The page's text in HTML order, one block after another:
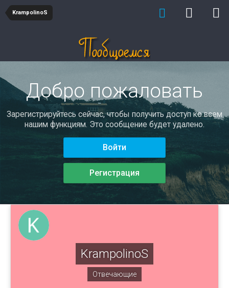
KrampolinoS
Добро пожаловать
Зарегистрируйтесь сейчас, чтобы получить доступ ко всем
нашим функциям. Это сообщение будет удалено.
Войти
Регистрация
KrampolinoS
Отвечающие